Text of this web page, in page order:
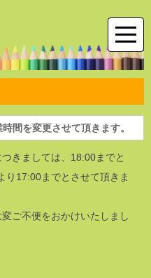
間を変更させて頂きます。
きましては、18:00までと
り17:00までとさせて頂きま
ご不便をおかけいたしまし